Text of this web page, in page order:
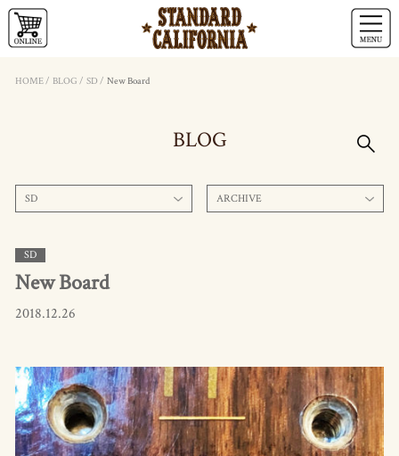
HOME/ BLOG / SD / New Board
BLOG
SD ARCHIVE
SD
New Board
2018.12.26